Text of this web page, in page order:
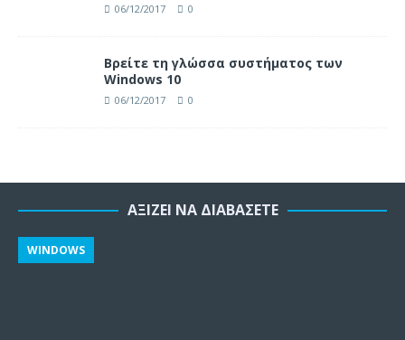
06/12/2017 0
Βρείτε τη γλώσσα συστήματος των
Windows 10
06/12/2017 0
ΑΞΊΖΕΙ ΝΑ ΔΙΑΒΆΣΕΤΕ
WINDOWS